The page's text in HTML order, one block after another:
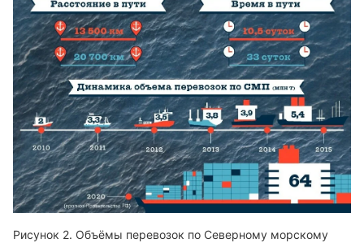
Объёмы перевозок по Северному морскому